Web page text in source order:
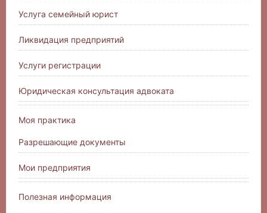
Услуга семейный юрист
Ликвидация предприятий
Услуги регистрации
Юридическая консультация адвоката
Моя практика
Разрешающие документы
Мои предприятия
Полезная информация